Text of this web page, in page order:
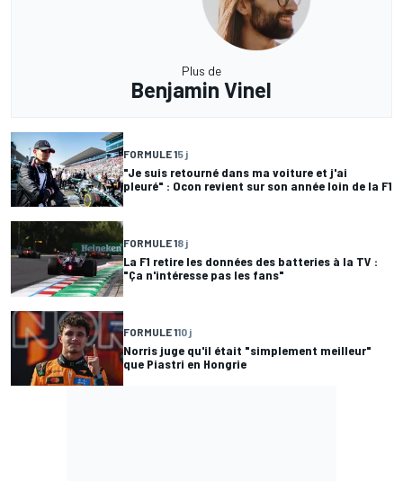
Plus de
Benjamin Vinel
FORMULE 15 j
"Je suis retourné dans ma voiture et j'ai
pleuré" : Ocon revient sur son année loin de la F1
FORMULE 18 j
La F1 retire les données des batteries à la TV :
"Ça n'intéresse pas les fans"
FORMULE 110 j
Norris juge qu'il était "simplement meilleur"
que Piastri en Hongrie